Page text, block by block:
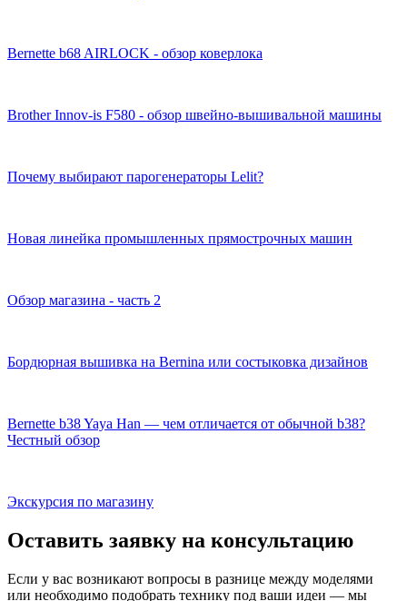
Bernette b68 AIRLOCK - обзор коверлока
Brother Innov-is F580 - обзор швейно-вышивальной машины
Почему выбирают парогенераторы Lelit?
Новая линейка промышленных прямострочных машин
Обзор магазина - часть 2
Бордюрная вышивка на Bernina или состыковка дизайнов
Bernette b38 Yaya Han — чем отличается от обычной b38?
Честный обзор
Экскурсия по магазину
Оставить заявку на консультацию
Если у вас возникают вопросы в разнице между моделями
или необходимо подобрать технику под ваши идеи — мы